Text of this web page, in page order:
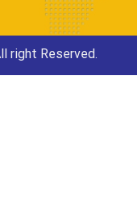
right Reserved.